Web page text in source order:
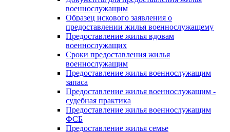
военнослужащим
Образец искового заявления о
предоставлении жилья военнослужащему
Предоставление жилья вдовам
военнослужащих
Сроки предоставления жилья
военнослужащим
Предоставление жилья военнослужащим
запаса
Предоставление жилья военнослужащим -
судебная практика
Предоставление жилья военнослужащим
ФСБ
Предоставление жилья семье